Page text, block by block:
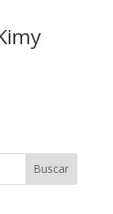
Buscar